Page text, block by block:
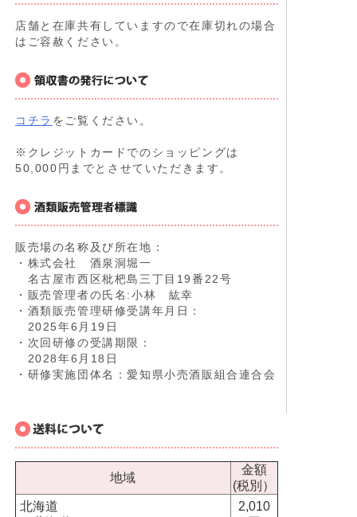
店舗と在庫共有していますので在庫切れの場合
はご容赦ください。
コチラ をご覧ください。
※クレジットカードでのショッピングは
50,000円までとさせていただきます。
販売場の名称及び所在地：
・株式会社 酒泉洞堀一
名古屋市西区枇杷島三丁目19番22号
・販売管理者の氏名:小林 紘幸
・酒類販売管理研修受講年月日：
2025年6月19日
・次回研修の受講期限：
2028年6月18日
・研修実施団体名：愛知県小売酒販組合連合会
地域
金額
(税別）
北海道
2,010